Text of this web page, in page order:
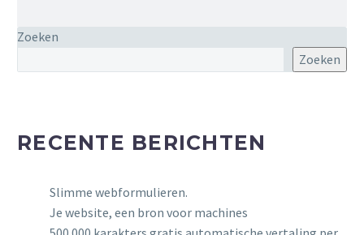
Zoeken
Zoeken
RECENTE BERICHTEN
Slimme webformulieren.
Je website, een bron voor machines